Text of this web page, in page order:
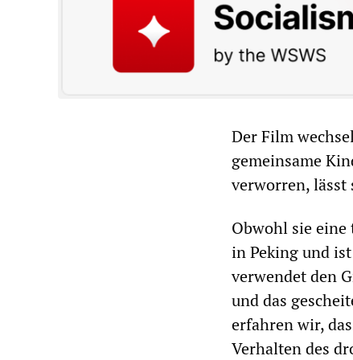
Der Film
gemeinsame
verworren, lässt
Obwohl sie
in Peking und
verwendet den
und das
erfahren wir,
Verhalten des